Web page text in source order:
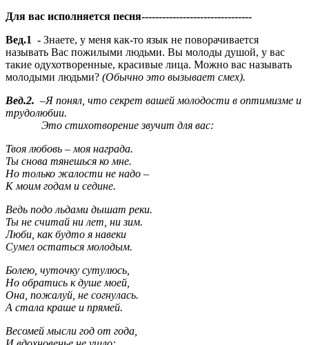
Для вас исполняется песня--------------------------------
Вед.1 - Знаете, у меня как-то язык не поворачивается
называть Вас пожилыми людьми. Вы молоды душой, у вас
такие одухотворенные, красивые лица. Можно вас называть
молодыми людьми? (Обычно это вызывает смех).
Вед.2. –Я понял, что секрет вашей молодости в оптимизме и
трудолюбии.
Это стихотворение звучит для вас:
Твоя любовь – моя награда.
Ты снова тянешься ко мне.
Но только жалости не надо –
К моим годам и седине.
Ведь подо льдами дышат реки.
Ты не считай ни лет, ни зим.
Люби, как будто я навеки
Сумел остаться молодым.
Болею, чуточку сутулюсь,
Но обратись к душе моей,
Она, пожалуй, не согнулась.
А стала краше и прямей.
Весомей мысли год от года,